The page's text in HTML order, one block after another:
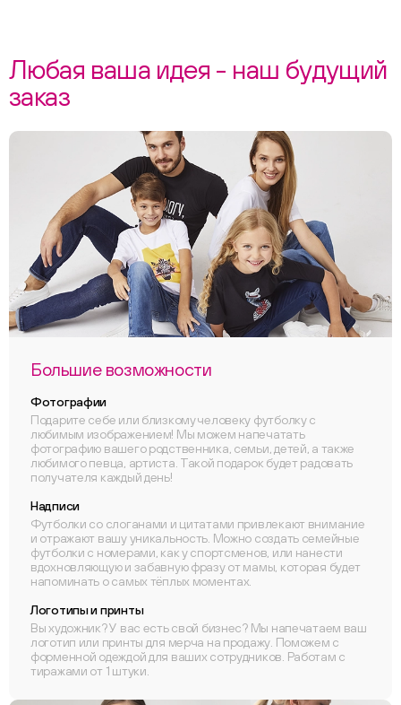
Любая ваша идея - наш будущий
заказ
Большие возможности
Фотографии
Подарите себе или близкому человеку футболку с
любимым изображением! Мы можем напечатать
фотографию вашего родственника, семьи, детей, а также
любимого певца, артиста. Такой подарок будет радовать
получателя каждый день!
Надписи
Футболки со слоганами и цитатами привлекают внимание
и отражают вашу уникальность. Можно создать семейные
футболки с номерами, как у спортсменов, или нанести
вдохновляющую и забавную фразу от мамы, которая будет
напоминать о самых тёплых моментах.
Логотипы и принты
Вы художник? У вас есть свой бизнес? Мы напечатаем ваш
логотип или принты для мерча на продажу. Поможем с
форменной одеждой для ваших сотрудников. Работам с
тиражами от 1 штуки.